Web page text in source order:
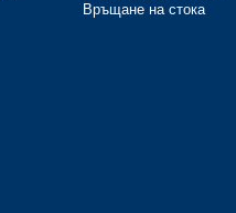
Връщане на стока